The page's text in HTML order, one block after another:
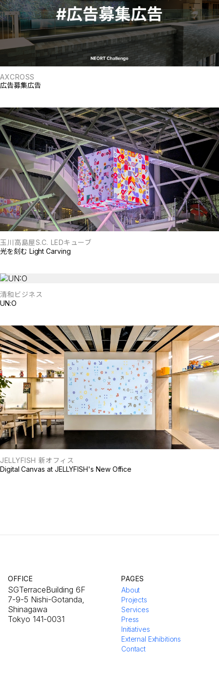
AXCROSS
広告募集広告
玉川高島屋S.C. LEDキューブ
光を刻む Light Carving
清和ビジネス
UN:O
JELLYFISH 新オフィス
Digital Canvas at JELLYFISH's New Office
OFFICE
SGTerraceBuilding 6F
7-9-5 Nishi-Gotanda,
Shinagawa
Tokyo 141-0031
PAGES
About
Projects
Services
Press
Initiatives
External Exhibitions
Contact